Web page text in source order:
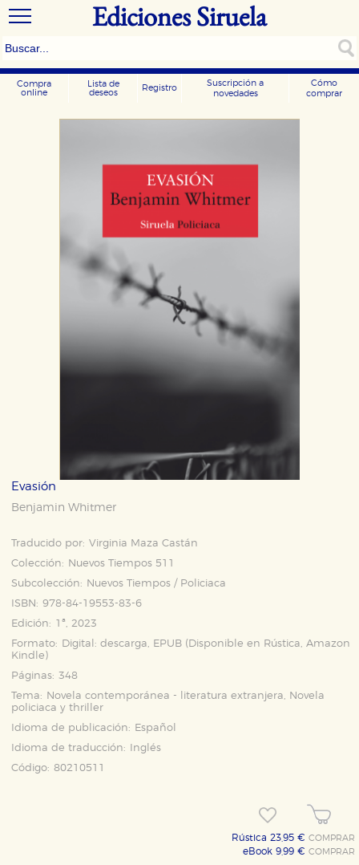
Ediciones Siruela
Compra
online
Lista de
deseos
Registro
Suscripción a
novedades
Cómo
comprar
Evasión
Benjamin Whitmer
Traducido por: Virginia Maza Castán
Colección:
Nuevos Tiempos 511
Subcolección:
Nuevos Tiempos / Policiaca
ISBN: 978-84-19553-83-6
Edición: 1ª, 2023
Formato:
Digital: descarga, EPUB (Disponible en Rústica,Amazon
Kindle )
Páginas: 348
Tema:
Novela contemporánea - literatura extranjera, Novela
policiaca y thriller
Idioma de publicación:
Español
Idioma de traducción:
Inglés
Código: 80210511
Rústica 23,95 €COMPRAR
eBook 9,99 €COMPRAR